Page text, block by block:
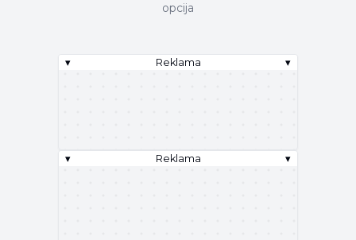
opcija
▾ Reklama ▾
▾ Reklama ▾